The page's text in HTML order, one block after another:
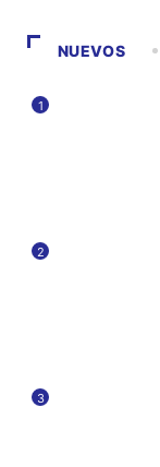
NUEVOS
1
2
3